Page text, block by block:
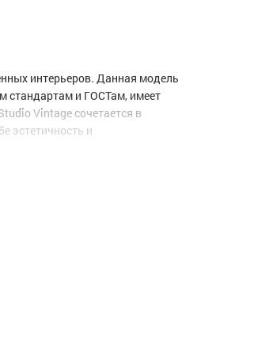
интерьеров. Данная модель
стандартам и ГОСТам, имеет
Vintage сочетается в
эстетичность и